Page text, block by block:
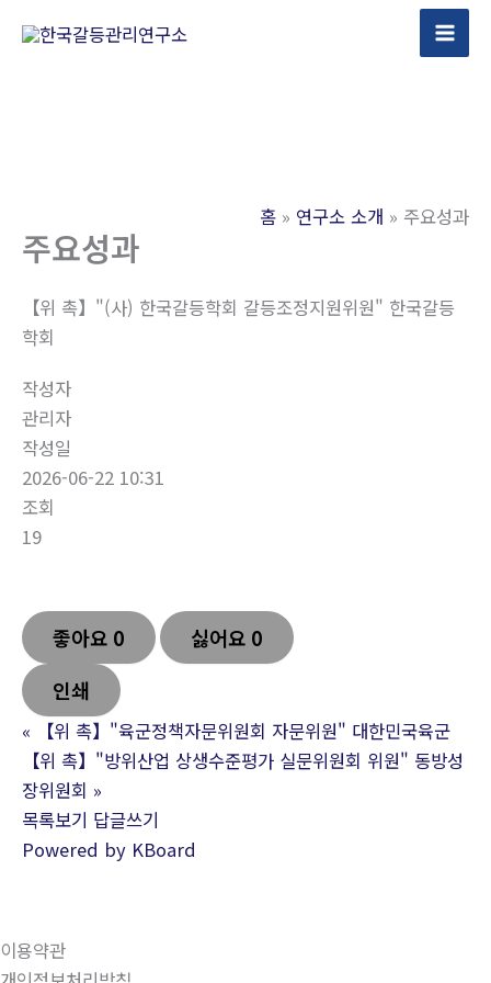
홈 연구소 소개 주요성과
주요성과
【위 촉】"(사) 한국갈등학회 갈등조정지원위원" 한국갈등
학회
작성자
관리자
작성일
2026-06-22 10:31
조회
19
좋아요 0 싫어요 0
인쇄
«
【위 촉】"육군정책자문위원회 자문위원" 대한민국육군
【위 촉】"방위산업 상생수준평가 실문위원회 위원" 동방성
장위원회 »
목록보기 답글쓰기
Powered by KBoard
이용약관